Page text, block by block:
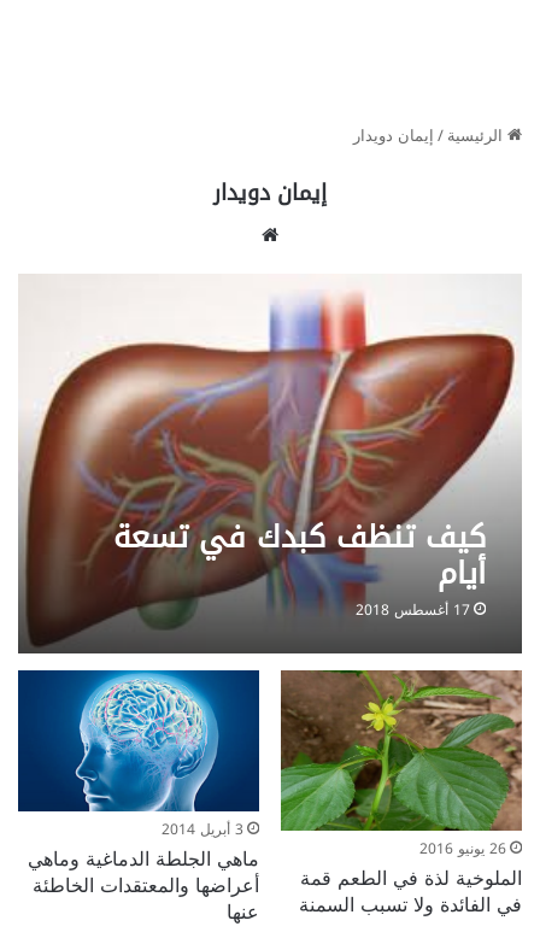
الرئيسية/إيمان دويدار
إيمان دويدار
كيف تنظف كبدك في تسعة
أيام
17 أغسطس 2018
26 يونيو 2016
الملوخية لذة في الطعم قمة
في الفائدة ولا تسبب السمنة
3 أبريل 2014
ماهي الجلطة الدماغية وماهي
أعراضها والمعتقدات الخاطئة
عنها